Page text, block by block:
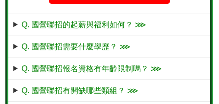
Q. 國營聯招的起薪與福利如何？ ⋙
Q. 國營聯招需要什麼學歷？ ⋙
Q. 國營聯招報名資格有年齡限制嗎？ ⋙
Q. 國營聯招有開缺哪些類組？ ⋙